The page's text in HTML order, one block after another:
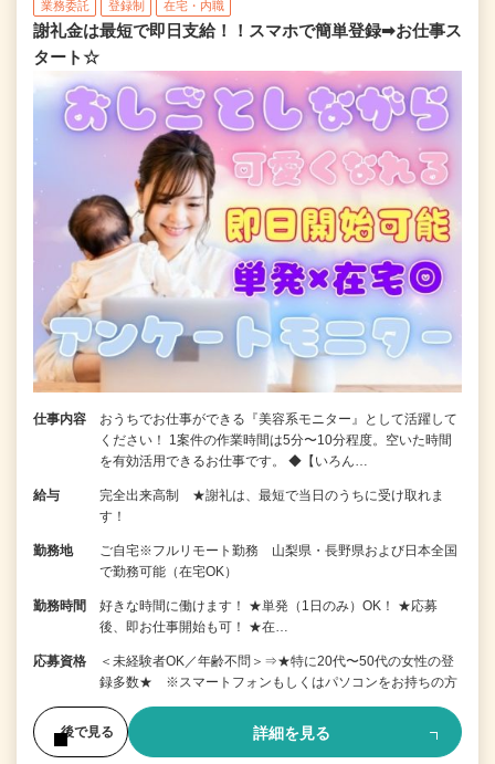
業務委託 登録制 在宅・内職
謝礼金は最短で即日支給！！スマホで簡単登録➡お仕事ス
タート☆
仕事内容
おうちでお仕事ができる『美容系モニター』として活躍して
ください！ 1案件の作業時間は5分〜10分程度。空いた時間
を有効活用できるお仕事です。 ◆【いろん…
給与
完全出来高制 ★謝礼は、最短で当日のうちに受け取れま
す！
勤務地
ご自宅※フルリモート勤務 山梨県・長野県および日本全国
で勤務可能（在宅OK）
勤務時間
好きな時間に働けます！ ★単発（1日のみ）OK！ ★応募
後、即お仕事開始も可！ ★在…
応募資格
＜未経験者OK／年齢不問＞⇒★特に20代〜50代の女性の登
録多数★ ※スマートフォンもしくはパソコンをお持ちの方
後で見る 詳細を見る